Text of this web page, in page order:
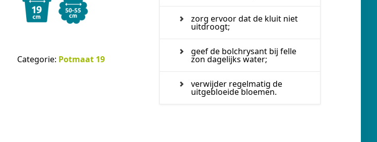
Categorie: Potmaat 19
zorg ervoor dat de kluit niet
uitdroogt;
geef de bolchrysant bij felle
zon dagelijks water;
verwijder regelmatig de
uitgebloeide bloemen.